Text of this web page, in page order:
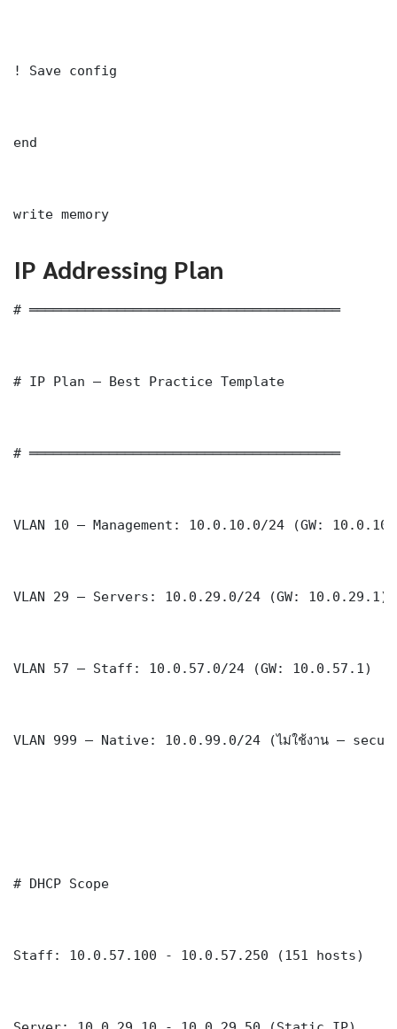
! Save config
end
write memory
IP Addressing Plan
# ═══════════════════════════════════════
# IP Plan — Best Practice Template
# ═══════════════════════════════════════
VLAN 10 — Management: 10.0.10.0/24 (GW:
VLAN 29 — Servers: 10.0.29.0/24 (GW: 10.0.29.1)
VLAN 57 — Staff: 10.0.57.0/24 (GW: 10.0.57.1)
VLAN 999 — Native: 10.0.99.0/24 (ไม่ใช้งาน —
# DHCP Scope
Staff: 10.0.57.100 - 10.0.57.250 (151 hosts)